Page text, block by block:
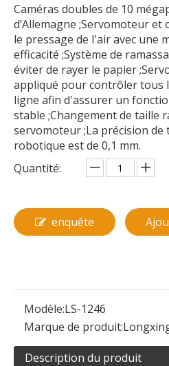
Caméras doubles de 10
d’Allemagne ;Servomoteur et
le pressage de l'air avec une
efficacité ;Système de
éviter de rayer le papier
appliqué pour contrôler tous
ligne afin d'assurer un
stable ;Changement de taille
servomoteur ;La précision de
robotique est de 0,1 mm.
Quantité:
enquête
Modèle:LS-1246
Marque de produit:
Description du produit